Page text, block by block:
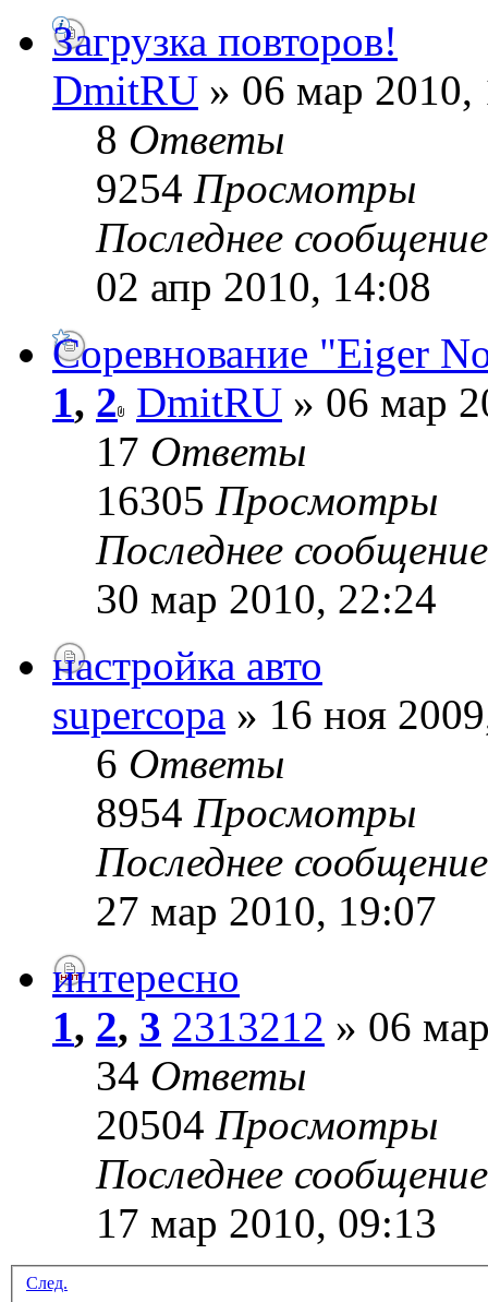
Загрузка повторов!
DmitRU » 06 мар 2010,
8 Ответы
9254 Просмотры
Последнее
02 апр 2010, 14:08
Соревнование "Eiger
1, 2 DmitRU » 06 мар
17 Ответы
16305 Просмотры
Последнее
30 мар 2010, 22:24
настройка авто
supercopa » 16 ноя
6 Ответы
8954 Просмотры
Последнее
27 мар 2010, 19:07
интересно
1, 2, 3 2313212 » 06
34 Ответы
20504 Просмотры
Последнее
17 мар 2010, 09:13
След.